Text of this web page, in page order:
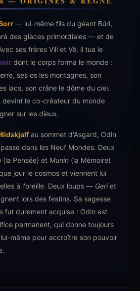
— lui-même fils du géant Búri,
des glaces primordiales — et de
ses frères Vili et Vé, il tua le
dont le corps forma le monde :
ses os les montagnes, son
lacs, son crâne le dôme du ciel.
devint le co-créateur du monde
sur les dieux.
au sommet d'Asgard, Odin
dans les Neuf Mondes. Deux
(la Pensée) et Munin (la Mémoire)
jour le cosmos et viennent lui
à l'oreille. Deux loups — Geriet
lors des festins. Sa sagesse
fut durement acquise : Odin est
permanent, qui donne toujours
même pour accroître son pouvoir